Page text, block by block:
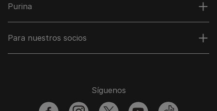
Purina
Para nuestros socios
Síguenos